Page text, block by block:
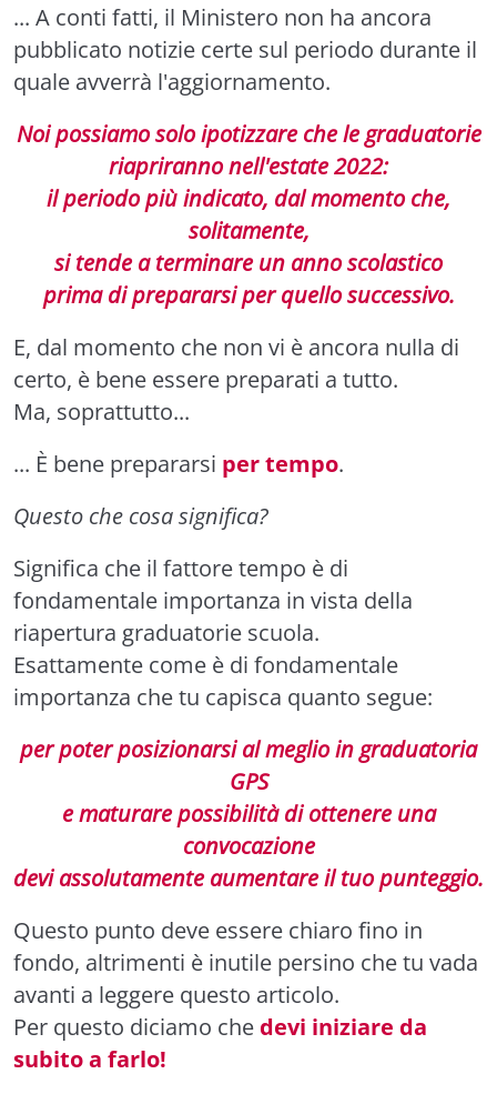
... A conti fatti, il Ministero non ha ancora
pubblicato notizie certe sul periodo durante il
quale avverrà l'aggiornamento.
Noi possiamo solo ipotizzare che le graduatorie
riapriranno nell'estate 2022:
il periodo più indicato, dal momento che,
solitamente,
si tende a terminare un anno scolastico
prima di prepararsi per quello successivo.
E, dal momento che non vi è ancora nulla di
certo, è bene essere preparati a tutto.
Ma, soprattutto...
... È bene prepararsi per tempo.
Questo che cosa significa?
Significa che il fattore tempo è di
fondamentale importanza in vista della
riapertura graduatorie scuola.
Esattamente come è di fondamentale
importanza che tu capisca quanto segue:
per poter posizionarsi al meglio in graduatoria
GPS
e maturare possibilità di ottenere una
convocazione
devi assolutamente aumentare il tuo punteggio.
Questo punto deve essere chiaro fino in
fondo, altrimenti è inutile persino che tu vada
avanti a leggere questo articolo.
Per questo diciamo che devi iniziare da
subito a farlo!